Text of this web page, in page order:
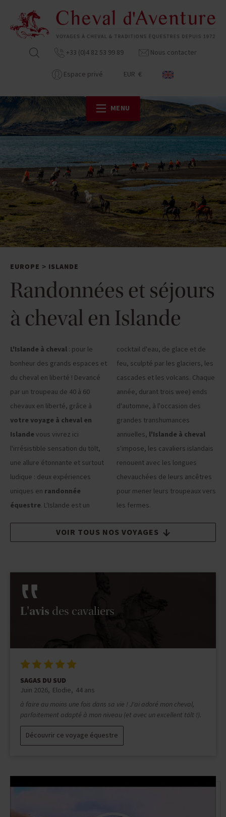
+33 (0)4 82 53 99 89 Nous contacter
Espace privé EUR €
MENU
EUROPE > ISLANDE
Randonnées et séjours
à cheval en Islande
L'Islande à cheval : pour le
bonheur des grands espaces et
du cheval en liberté ! Devancé
par un troupeau de 40 à 60
chevaux en liberté, grâce à
votre voyage à cheval en
Islande vous vivrez ici
l'irrésistible sensation du tölt,
une allure étonnante et surtout
ludique : deux expériences
uniques en randonnée
équestre. L'Islande est un
cocktail d'eau, de glace et de
feu, sculpté par les glaciers, les
cascades et les volcans. Chaque
année, durant trois wee) ends
d'automne, à l'occasion des
grandes transhumances
annuelles, l'Islande à cheval
s'impose, les cavaliers islandais
renouent avec les longues
chevauchées de leurs ancêtres
pour mener leurs troupeaux vers
les fermes.
VOIR TOUS NOS VOYAGES
L'avis des cavaliers
SAGAS DU SUD
Juin 2026 Elodie 44 ans
à faire au moins une fois dans sa vie ! J'ai adoré mon cheval,
parfaitement adapté à mon niveau (et avec un excellent tölt !).
Découvrir ce voyage équestre